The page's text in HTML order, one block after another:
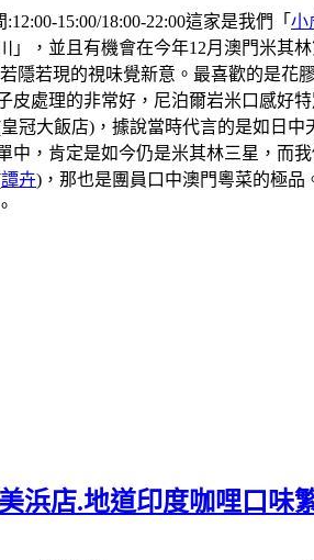
15:00/18:00-22:00這家是我們「 小
」，並且有機會在今年12月澳門米其
若現的視味覺新意。最喜歡的是花
處理的非常好，尼泊爾岩米口感好
冠大飯店)，據說當時代言的是如日
，肯定是如今仍是米其林三星，而
譚卉)，那也是團員口中澳門粵菜的極品
浜店.地道印度咖哩口味